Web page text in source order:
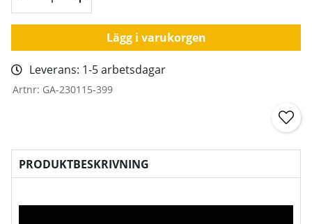
Lägg i varukorgen
Leverans: 1-5 arbetsdagar
Artnr: GA-230115-399
PRODUKTBESKRIVNING